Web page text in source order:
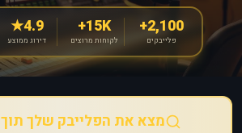
2,100+
פלייבקים
15K+
לקוחות מרוצים
4.9★
דירוג ממוצע
מצא את הפלייבק שלך תוך 30 שניות